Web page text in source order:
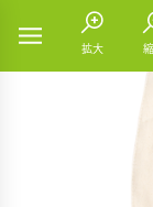
拡大